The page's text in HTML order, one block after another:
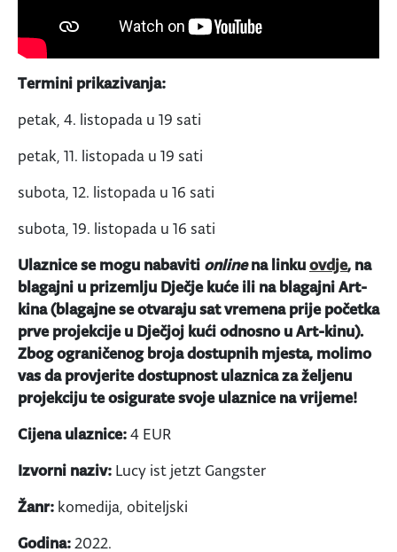
Termini prikazivanja:
petak, 4. listopada u 19 sati
petak, 11. listopada u 19 sati
subota, 12. listopada u 16 sati
subota, 19. listopada u 16 sati
Ulaznice se mogu nabaviti onlinena linkuovdje, na
blagajni u prizemlju Dječje kuće ili na blagajni Art-
kina (blagajne se otvaraju sat vremena prije početka
prve projekcije u Dječjoj kući odnosno u Art-kinu).
Zbog ograničenog broja dostupnih mjesta, molimo
vas da provjerite dostupnost ulaznica za željenu
projekciju te osigurate svoje ulaznice na vrijeme!
Cijena ulaznice:4 EUR
Izvorni naziv: Lucy ist jetzt Gangster
Žanr: komedija, obiteljski
Godina:2022.